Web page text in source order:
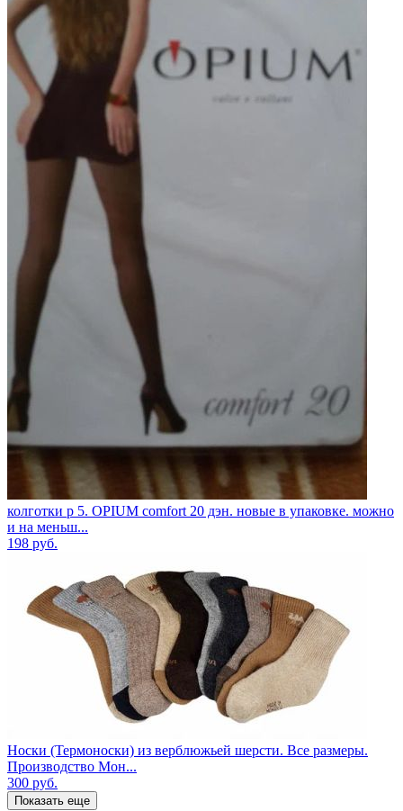
колготки р 5. OPIUM comfort 20 дэн. новые в упаковке. можно
и на меньш...
198 руб.
Носки (Термоноски) из верблюжьей шерсти. Все размеры.
Производство Мон...
300 руб.
Показать еще